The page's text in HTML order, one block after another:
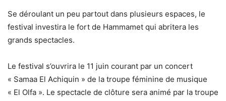
Se déroulant un peu partout dans plusieurs espaces, le
festival investira le fort de Hammamet qui abritera les
grands spectacles.
Le festival s’ouvrira le 11 juin courant par un concert
« Samaa El Achiquin » de la troupe féminine de musique
« El Olfa ». Le spectacle de clôture sera animé par la troupe